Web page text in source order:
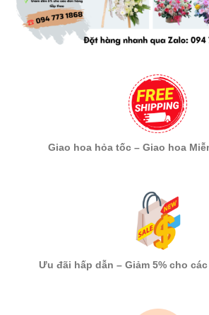
Giao hoa hỏa tốc – Giao hoa
Ưu đãi hấp dẫn – Giảm 5% cho